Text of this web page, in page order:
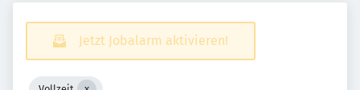
Jetzt Jobalarm aktivieren!